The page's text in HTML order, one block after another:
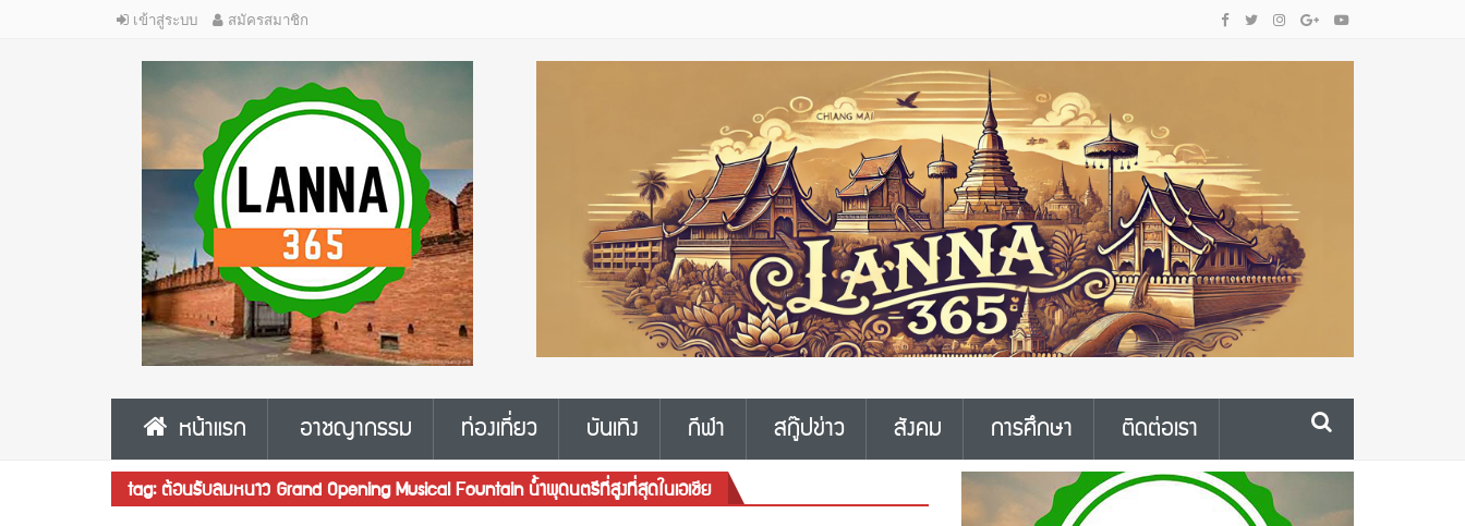
เข้าสู่ระบบ สมัครสมาชิก
หน้าแรก อาชญากรรม ท่องเที่ยว บันเทิง กีฬา สกู๊ปข่าว สังคม การศึกษา ติดต่อเรา
tag: ต้อนรับลมหนาว Grand Opening Musical Fountain น้ำพุดนตรีที่สูงที่สุดในเอเชีย